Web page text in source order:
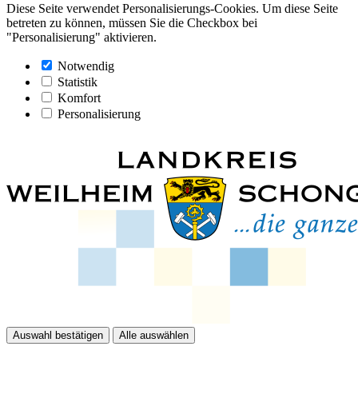
Diese Seite verwendet Personalisierungs-Cookies. Um diese Seite
betreten zu können, müssen Sie die Checkbox bei
"Personalisierung" aktivieren.
Notwendig
Statistik
Komfort
Personalisierung
Auswahl bestätigen Alle auswählen